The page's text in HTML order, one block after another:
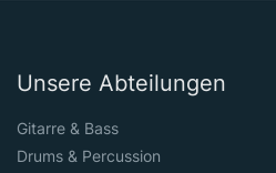
Unsere Abteilungen
Gitarre & Bass
Drums & Percussion